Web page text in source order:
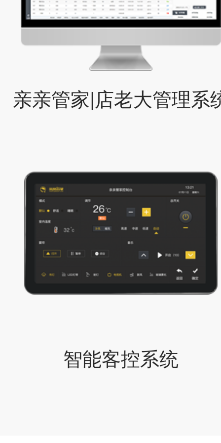
亲亲管家|店老大管理系
智能客控系统